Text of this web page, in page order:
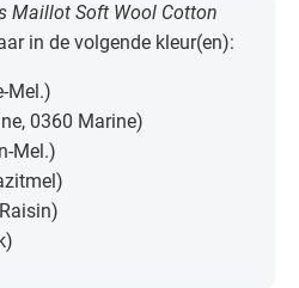
Maillot Soft Wool Cotton
in de volgende kleur(en):
Mel.)
0360 Marine)
Mel.)